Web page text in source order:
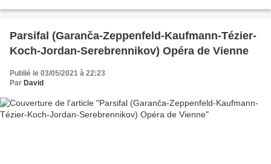
Parsifal (Garanča-Zeppenfeld-Kaufmann-Tézier-
Koch-Jordan-Serebrennikov) Opéra de Vienne
Publié le 03/05/2021 à 22:23
Par David